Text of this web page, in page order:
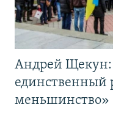
Андрей
единственный
меньшинство»